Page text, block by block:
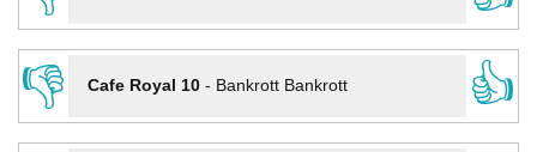
👎
Cafe Royal 10- Bankrott Bankrott
👍